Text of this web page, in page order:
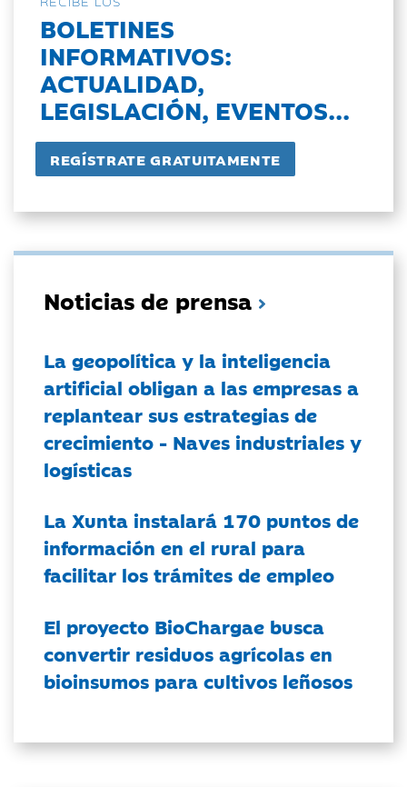
BOLETINES
INFORMATIVOS:
ACTUALIDAD,
LEGISLACIÓN, EVENTOS...
Noticias de prensa
La geopolítica y la inteligencia
artificial obligan a las empresas a
replantear sus estrategias de
crecimiento - Naves industriales y
logísticas
La Xunta instalará 170 puntos de
información en el rural para
facilitar los trámites de empleo
El proyecto BioChargae busca
convertir residuos agrícolas en
bioinsumos para cultivos leñosos